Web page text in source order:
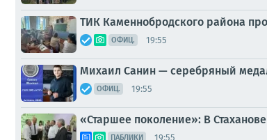
ТИК Каменнобродского района
ОФИЦ. 19:55
Михаил Санин — серебряный
ОФИЦ. 19:55
«Старшее поколение»: В
ПАБЛИКИ 19:55